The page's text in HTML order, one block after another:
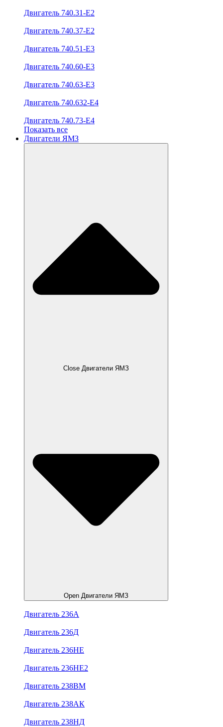
Двигатель 740.31-E2
Двигатель 740.37-E2
Двигатель 740.51-E3
Двигатель 740.60-E3
Двигатель 740.63-E3
Двигатель 740.632-E4
Двигатель 740.73-E4
Показать все
Двигатели ЯМЗ
Close Двигатели ЯМЗ
Open Двигатели ЯМЗ
Двигатель 236А
Двигатель 236Д
Двигатель 236НЕ
Двигатель 236НЕ2
Двигатель 238ВМ
Двигатель 238АК
Двигатель 238НД